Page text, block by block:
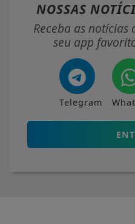
NOSSAS
Receba as notícias
seu app
Telegram